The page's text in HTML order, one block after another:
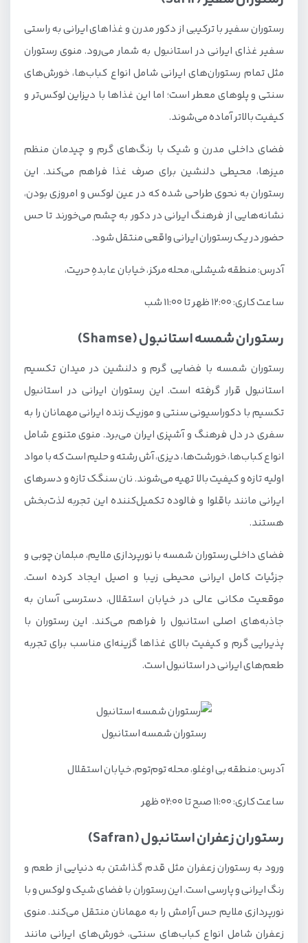
رستوران سفیر با ترکیبی از دکور مدرن و غذاهای ایرانی به راستی
سفیر غذای ایرانی در استانبول به شمار می‌رود. منوی رستوران
مثل تمام رستوران‌های ایرانی شامل انواع کباب‌ها، خورش‌های
سنتی و پلوهای معطر است؛ اما این غذاها با دیزاین لوکس‌تر و
کیفیت بالاتر آماده می‌شوند.
فضای داخلی مدرن و شیک با رنگ‌های گرم و چیدمان منظم
میزها، محیطی دلنشین برای صرف غذا فراهم می‌کند. این
رستوران به نحوی طراحی شده که در عین لوکس و امروزی بودن،
نشانه‌هایی از فرهنگ ایرانی در دکور به چشم می‌خورند تا حس
حضور در یک رستوران ایرانی واقعی منتقل شود.
آدرس: منطقه شیشلی، محله مرکز، خیابان عابدهِ حریت،
ساعت کاری: ۱۲:۰۰ ظهر تا ۱۱:۰۰ شب
رستوران شمسه استانبول (Shamse)
رستوران شمسه با فضایی گرم و دلنشین در میدان تکسیم
استانبول قرار گرفته است. این رستوران ایرانی در استانبول
تکسیم با دکوراسیونی سنتی و موزیک زنده ایرانی مهمانان را به
سفری در دل فرهنگ و آشپزی ایران می‌برد. منوی متنوع شامل
انواع کباب‌ها، خورشت‌ها، دیزی، آش رشته و حلیم است که با مواد
اولیه تازه و کیفیت بالا تهیه می‌شوند. نان سنگک تازه و دسرهای
ایرانی مانند باقلوا و فالوده تکمیل‌کننده این تجربه لذت‌بخش
هستند.
فضای داخلی رستوران شمسه با نورپردازی ملایم، مبلمان چوبی و
جزئیات کامل ایرانی محیطی زیبا و اصیل ایجاد کرده است.
موقعیت مکانی عالی در خیابان استقلال، دسترسی آسان به
جاذبه‌های اصلی استانبول را فراهم می‌کند. این رستوران با
پذیرایی گرم و کیفیت بالای غذاها گزینه‌ای مناسب برای تجربه
طعم‌های ایرانی در استانبول است.
رستوران شمسه استانبول
آدرس: منطقه بی اوغلو، محله توم‌توم، خیابان استقلال
ساعت کاری: ۱۱:۰۰ صبح تا ۰۲:۰۰ ظهر
رستوران زعفران استانبول (Safran)
ورود به رستوران زعفران مثل قدم گذاشتن به دنیایی از طعم و
رنگ ایرانی و پارسی است. این رستوران با فضای شیک و لوکس و با
نورپردازی ملایم حس آرامش را به مهمانان منتقل می‌کند. منوی
زعفران شامل انواع کباب‌های سنتی، خورش‌های ایرانی مانند